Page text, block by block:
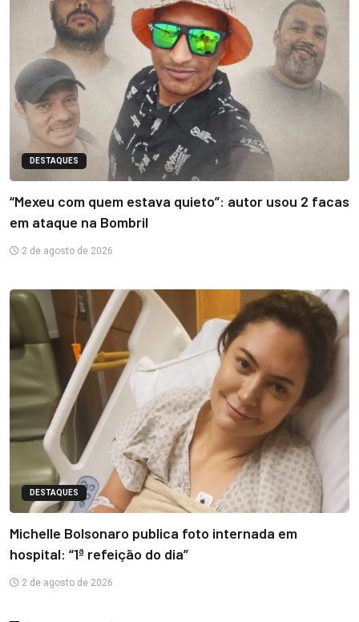
DESTAQUES
“Mexeu com quem estava quieto”: autor usou 2 facas
em ataque na Bombril
2 de agosto de 2026
DESTAQUES
Michelle Bolsonaro publica foto internada em
hospital: “1ª refeição do dia”
2 de agosto de 2026